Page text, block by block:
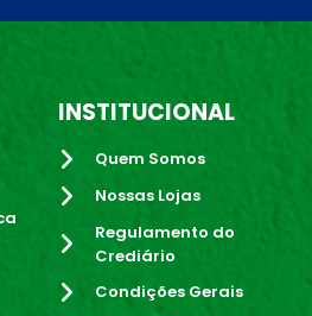
INSTITUCIONAL
Quem Somos
Nossas Lojas
Regulamento do
Crediário
Condições Gerais